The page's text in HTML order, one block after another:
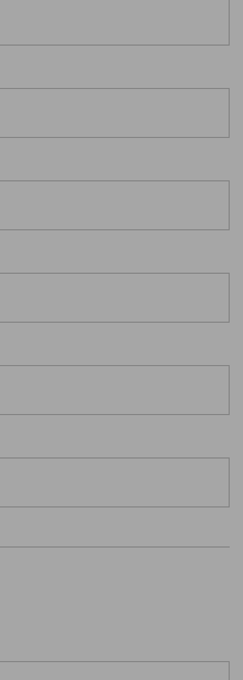
PKW, Leichtkraftrad, Kraftrad